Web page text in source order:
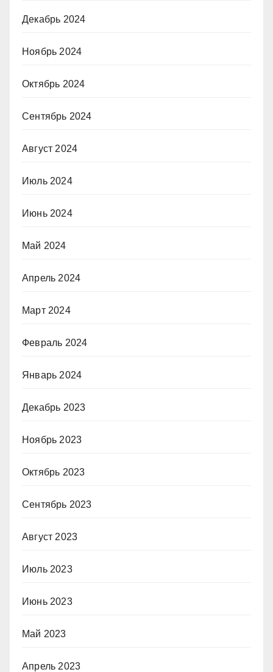
Декабрь 2024
Ноябрь 2024
Октябрь 2024
Сентябрь 2024
Август 2024
Июль 2024
Июнь 2024
Май 2024
Апрель 2024
Март 2024
Февраль 2024
Январь 2024
Декабрь 2023
Ноябрь 2023
Октябрь 2023
Сентябрь 2023
Август 2023
Июль 2023
Июнь 2023
Май 2023
Апрель 2023